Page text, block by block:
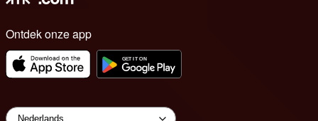
Ontdek onze app